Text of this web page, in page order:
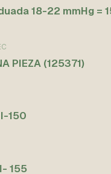
18-22 mmHg =
PIEZA (125371)
150
155